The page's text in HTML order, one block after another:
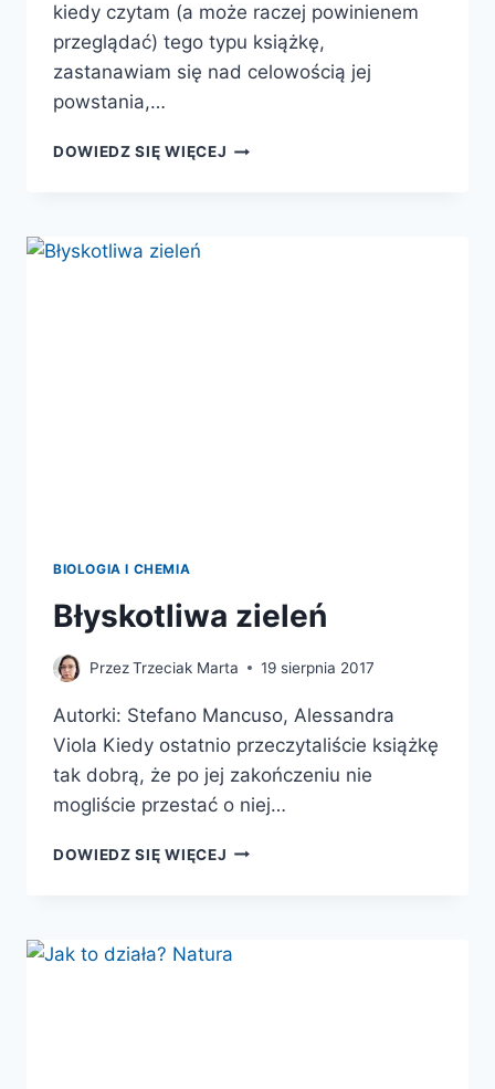
kiedy czytam (a może raczej powinienem
przeglądać) tego typu książkę,
zastanawiam się nad celowością jej
powstania,…
DOWIEDZ SIĘ WIĘCEJ SEKRETY
BIOLOGIA I CHEMIA
Błyskotliwa zieleń
PrzezTrzeciak Marta 19 sierpnia 2017
Autorki: Stefano Mancuso, Alessandra
Viola Kiedy ostatnio przeczytaliście książkę
tak dobrą, że po jej zakończeniu nie
mogliście przestać o niej…
DOWIEDZ SIĘ WIĘCEJ BŁYSKOTLIWA